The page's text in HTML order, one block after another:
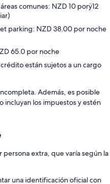
comunes: NZD 10 porÿ12
parking: NZD 38.00 por noche
65.0 por noche
están sujetos a un cargo
Además, es posible
incluyan los impuestos y estén
persona extra, que varía según la
una identificación oficial con